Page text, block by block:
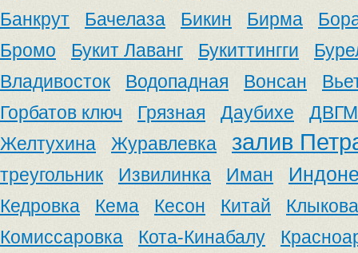
Банкрут
Бачелаза Бикин Бирма
Бромо
Букит Лаванг Букиттингги
Владивосток
Водопадная Вонсан
Горбатов ключ
Грязная Даубихе
Желтухина
Журавлевка залив
треугольник Извилинка Иман
Кедровка Кема Кесон Китай
Клыкова
Комиссаровка
Кота-Кинабалу